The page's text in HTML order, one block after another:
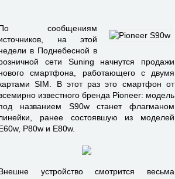
сообщениям
на этой
в Поднебесной в
сети Suning начнутся продажи
смартфона, работающего с двумя
SIM. В этот раз это смартфон от
известного бренда Pioneer: модель
названием S90w станет флагманом
ранее состоявшую из моделей
P80w и E80w.
устройство смотрится весьма